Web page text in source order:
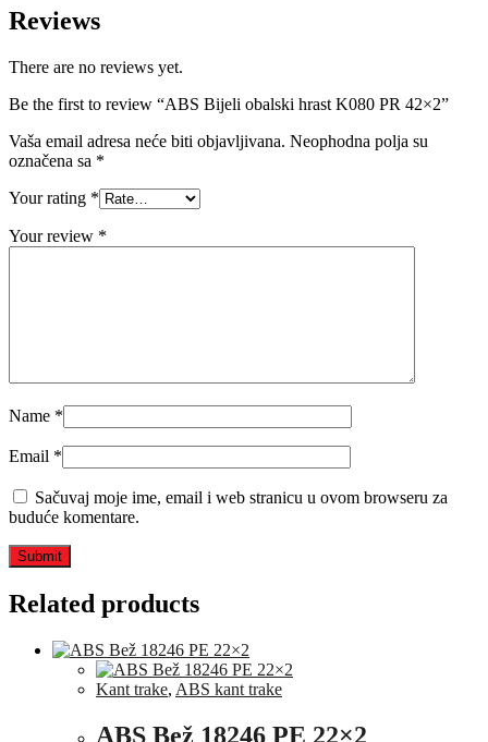
Reviews
There are no reviews yet.
Be the first to review “ABS Bijeli obalski hrast K080 PR 42×2”
Vaša email adresa neće biti objavljivana. Neophodna polja su
označena sa *
Your rating *
Your review *
Name *
Email *
Sačuvaj moje ime, email i web stranicu u ovom browseru za
buduće komentare.
Related products
Kant trake, ABS kant trake
ABS Bež 18246 PE 22×2